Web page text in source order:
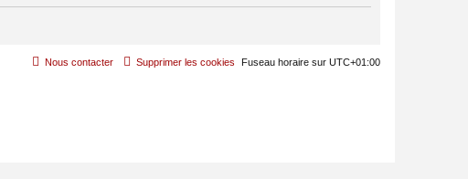
Fuseau horaire sur UTC+01:00
Supprimer les cookies
Nous contacter